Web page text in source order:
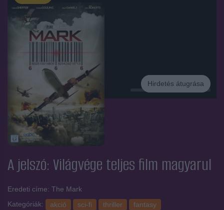
Hirdetés
Hirdetés átugrása
A jelszó: Világvége teljes film magyarul
Eredeti címe: The Mark
Kategóriák:
akció sci-fi thriller
fantasy